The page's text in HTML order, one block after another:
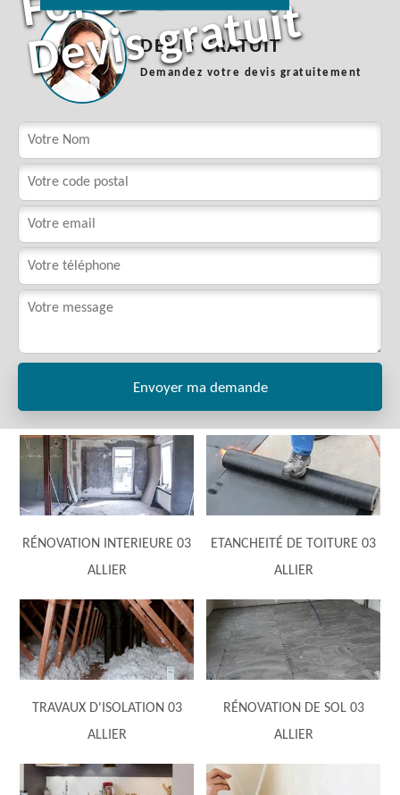
t
DEVIS GRATUIT
Demandez votre devis gratuitement
RÉNOVATION INTERIEURE 03
ALLIER
ETANCHEITÉ DE TOITURE 03
ALLIER
TRAVAUX D'ISOLATION 03
ALLIER
RÉNOVATION DE SOL 03
ALLIER